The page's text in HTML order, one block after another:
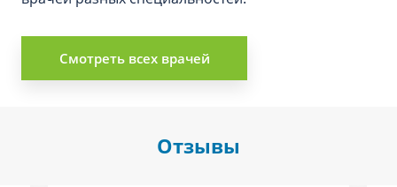
Смотреть всех врачей
Отзывы